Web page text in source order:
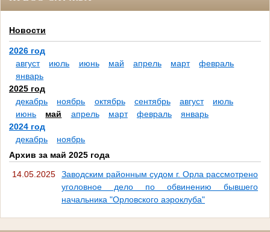
Новости
2026 год
август
июль июнь май апрель март
февраль
январь
2025 год
декабрь
ноябрь октябрь сентябрь август
июль
июнь
май апрель март февраль
январь
2024 год
декабрь
ноябрь
Архив за май 2025 года
14.05.2025
Заводским районным судом г. Орла рассмотрено
уголовное дело по обвинению бывшего
начальника "Орловского аэроклуба"